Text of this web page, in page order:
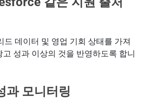
드 데이터 및 영업 기회 상태를 가져
고 성과 이상의 것을 반영하도록 합니
과 모니터링